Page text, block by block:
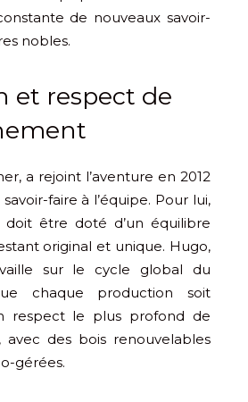
de nouveaux savoir-
nobles.
et respect de
a rejoint l’aventure en 2012
faire à l’équipe. Pour lui,
être doté d’un équilibre
original et unique. Hugo,
sur le cycle global du
chaque production soit
respect le plus profond de
avec des bois renouvelables
gérées.